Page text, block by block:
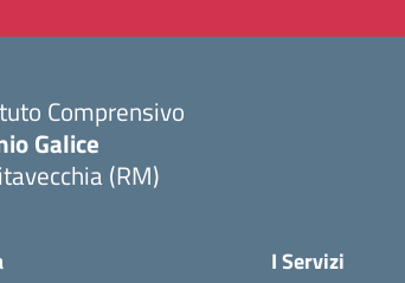
Comprensivo
Galice
(RM)
I Servizi